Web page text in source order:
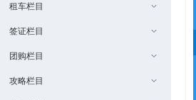
租车栏目
签证栏目
团购栏目
攻略栏目